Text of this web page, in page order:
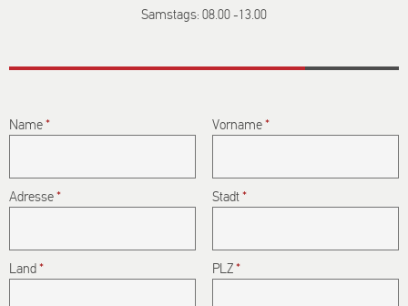
Samstags: 08.00 -13.00
Name* Vorname*
Adresse* Stadt*
Land* PLZ*
CAPTCHA
This question
whether or
not you are a
prevent
automated